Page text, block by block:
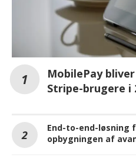
MobilePay
Stripe-brugere i
End-to-end-løsning
opbygningen af